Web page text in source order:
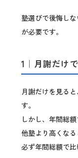
塾選びで後悔し
が必要です。
1｜月謝だけ
月謝だけを見る
す。
しかし、年間総
他塾より高くなる
必ず年間総額で比